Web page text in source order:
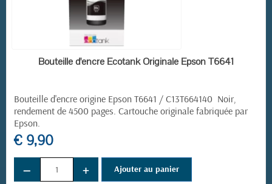
EN STOCK
Bouteille d'encre Ecotank Originale Epson T6641
Bouteille d'encre origine Epson T6641 / C13T664140 Noir,
rendement de 4500 pages. Cartouche originale fabriquée par
Epson.
€ 9,90
− + Ajouter au panier